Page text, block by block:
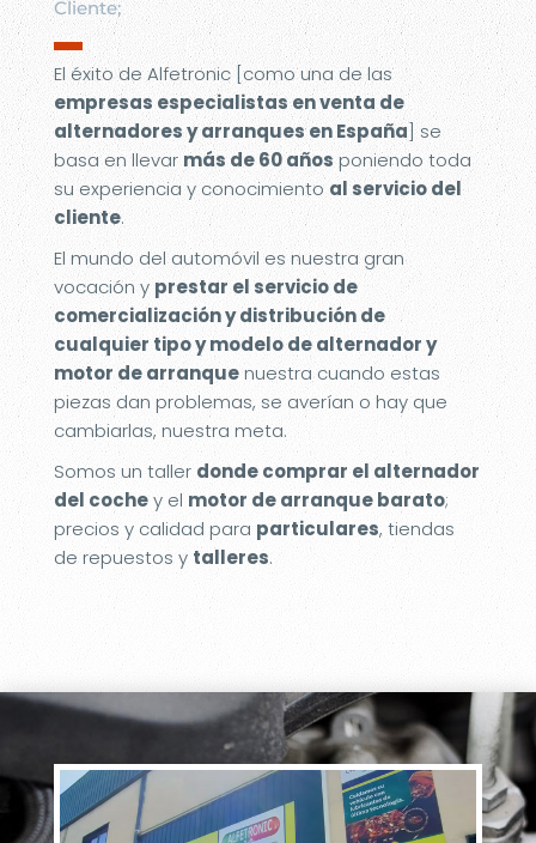
Cliente;
▬
El éxito de Alfetronic [como una de las
empresas especialistas en venta de
alternadores y arranques en España] se
basa en llevarmás de 60 añosponiendo toda
su experiencia y conocimiento al servicio del
cliente.
El mundo del automóvil es nuestra gran
vocación yprestar el servicio de
comercialización y distribución de
cualquier tipo y modelo de alternador y
motor de arranquenuestra cuando estas
piezas dan problemas, se averían o hay que
cambiarlas, nuestra meta.
Somos un taller donde comprar el alternador
del cochey el motor de arranque barato;
precios y calidad para particulares, tiendas
de repuestos y talleres.